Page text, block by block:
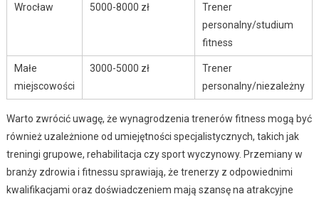
Wrocław 5000-8000 zł
Trener
personalny/studium
fitness
Małe
miejscowości
3000-5000 zł
Trener
personalny/niezależny
Warto zwrócić uwagę, że wynagrodzenia trenerów fitness mogą być
również uzależnione od umiejętności specjalistycznych, takich jak
treningi grupowe, rehabilitacja czy sport wyczynowy. Przemiany w
branży zdrowia i fitnessu sprawiają, że trenerzy z odpowiednimi
kwalifikacjami oraz doświadczeniem mają szansę na atrakcyjne